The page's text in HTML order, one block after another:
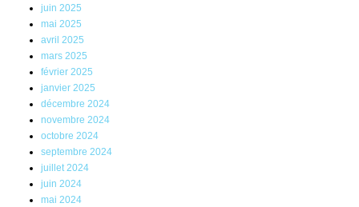
juin 2025
mai 2025
avril 2025
mars 2025
février 2025
janvier 2025
décembre 2024
novembre 2024
octobre 2024
septembre 2024
juillet 2024
juin 2024
mai 2024